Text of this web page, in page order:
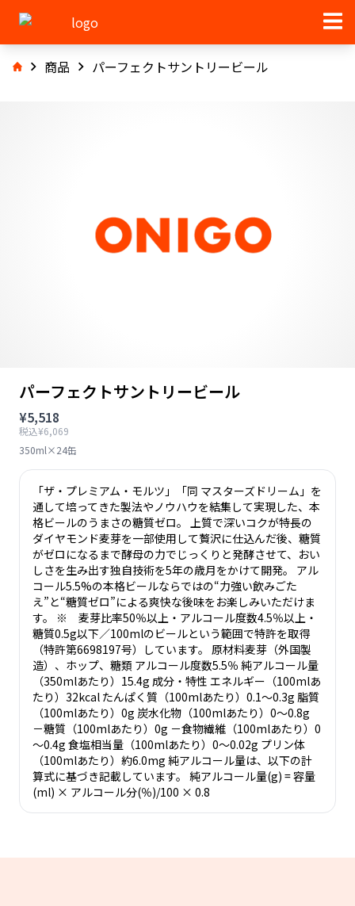
商品 パーフェクトサントリービール
パーフェクトサントリービール
¥5,518
税込¥6,069
350ml×24缶
「ザ・プレミアム・モルツ」「同 マスターズドリーム」を
通して培ってきた製法やノウハウを結集して実現した、本
格ビールのうまさの糖質ゼロ。 上質で深いコクが特長の
ダイヤモンド麦芽を一部使用して贅沢に仕込んだ後、糖質
がゼロになるまで酵母の力でじっくりと発酵させて、おい
しさを生み出す独自技術を5年の歳月をかけて開発。 アル
コール5.5%の本格ビールならではの“力強い飲みごた
え”と“糖質ゼロ”による爽快な後味をお楽しみいただけま
す。 ※ 麦芽比率50％以上・アルコール度数4.5％以上・
糖質0.5g以下／100mlのビールという範囲で特許を取得
（特許第6698197号）しています。 原材料麦芽（外国製
造）、ホップ、糖類 アルコール度数5.5％ 純アルコール量
（350mlあたり）15.4g 成分・特性 エネルギー（100mlあ
たり）32kcal たんぱく質（100mlあたり）0.1～0.3g 脂質
（100mlあたり）0g 炭水化物（100mlあたり）0～0.8g
－糖質（100mlあたり）0g －食物繊維（100mlあたり）0
～0.4g 食塩相当量（100mlあたり）0～0.02g プリン体
（100mlあたり）約6.0mg 純アルコール量は、以下の計
算式に基づき記載しています。 純アルコール量(g) = 容量
(ml) × アルコール分(％)/100 × 0.8